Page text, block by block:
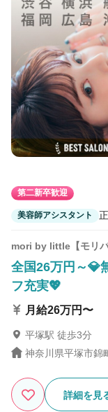
第二新卒歓迎
美容師アシスタント
mori by little【モリバ
全国26万円～💎
フ充実💖
月給26万円〜
平塚駅 徒歩3分
神奈川県平塚市錦
詳細を見